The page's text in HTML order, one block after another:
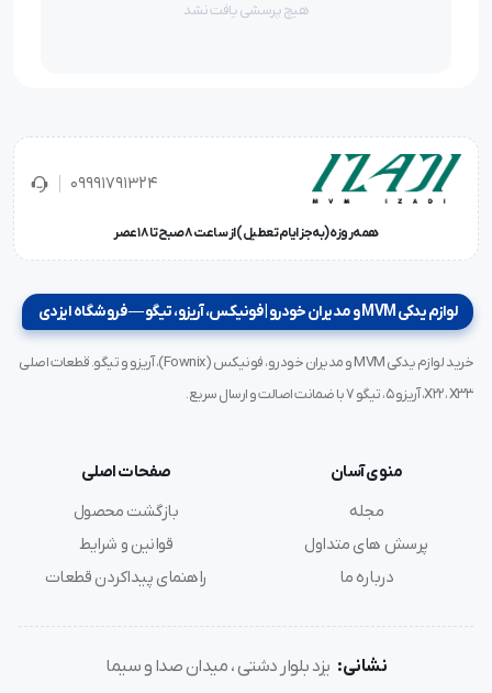
هیچ پرسشی یافت نشد
09991791324
همه‌روزه (به‌جز ایام تعطیل) از ساعت ۸ صبح تا ۱۸ عصر
لوازم یدکی MVM و مدیران خودرو | فونیکس، آریزو، تیگو — فروشگاه ایزدی
خرید لوازم یدکی MVM و مدیران خودرو، فونیکس (Fownix)، آریزو و تیگو. قطعات اصلی
X22، X33، آریزو ۵، تیگو ۷ با ضمانت اصالت و ارسال سریع.
منوی آسان
مجله
پرسش های متداول
درباره ما
صفحات اصلی
بازگشت محصول
قوانین و شرایط
راهنمای پیداکردن قطعات
نشانی: یزد بلوار دشتی ، میدان صدا و سیما